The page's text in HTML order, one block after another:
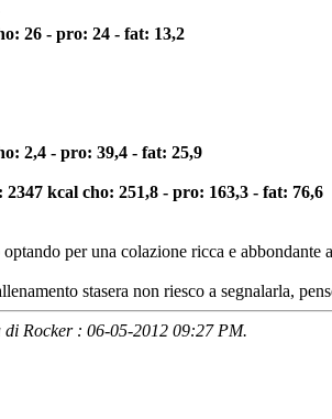
26 - pro: 24 - fat: 13,2
2,4 - pro: 39,4 - fat: 25,9
kcal cho: 251,8 - pro: 163,3 - fat: 76,6
per una colazione ricca e abbondante
stasera non riesco a segnalarla,
Rocker : 06-05-2012 09:27 PM.